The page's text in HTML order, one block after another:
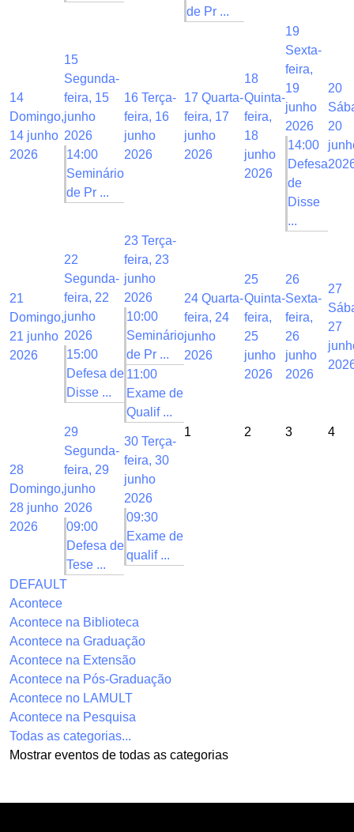
de Pr ...
14
Domingo,
14 junho
2026
15
Segunda-
feira, 15
junho
2026
14:00
Seminário
de Pr ...
16 Terça-
feira, 16
junho
2026
17 Quarta-
feira, 17
junho
2026
18
Quinta-
feira,
18
junho
2026
19
Sexta-
feira,
19
junho
2026
14:00
Defesa
de
Disse
...
20
20
21
Domingo,
21 junho
2026
22
Segunda-
feira, 22
junho
2026
15:00
Defesa de
Disse ...
23 Terça-
feira, 23
junho
2026
10:00
Seminário
de Pr ...
11:00
Exame de
Qualif ...
24 Quarta-
feira, 24
junho
2026
25
Quinta-
feira,
25
junho
2026
26
Sexta-
feira,
26
junho
2026
27
27
28
Domingo,
28 junho
2026
29
Segunda-
feira, 29
junho
2026
09:00
Defesa de
Tese ...
30 Terça-
feira, 30
junho
2026
09:30
Exame de
qualif ...
1 2 3 4
DEFAULT
Acontece
Acontece na Biblioteca
Acontece na Graduação
Acontece na Extensão
Acontece na Pós-Graduação
Acontece no LAMULT
Acontece na Pesquisa
Todas as categorias...
Mostrar eventos de todas as categorias